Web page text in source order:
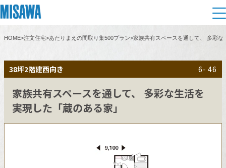
住まい
建てる [注文住宅]
商品ラインアップ
テクノロジー（住まいの性能）
土地活用
個人のお客さま
リフォーム
HOME>注文住宅>あたりまえの間取り集500プラン>家族共有スペースを通して、 多彩
38坪2階建西向き 6- 46
家族共有スペースを通して、 多彩な生活を
実現した「蔵のある家」